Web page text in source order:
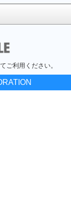
ご利用ください。